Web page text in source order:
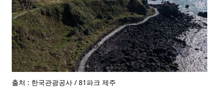
출처 : 한국관광공사 / 81파크 제주